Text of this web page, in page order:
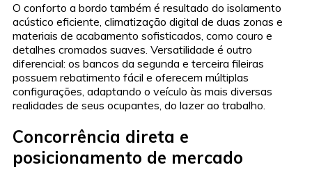
O conforto a bordo também é resultado do isolamento
acústico eficiente, climatização digital de duas zonas e
materiais de acabamento sofisticados, como couro e
detalhes cromados suaves. Versatilidade é outro
diferencial: os bancos da segunda e terceira fileiras
possuem rebatimento fácil e oferecem múltiplas
configurações, adaptando o veículo às mais diversas
realidades de seus ocupantes, do lazer ao trabalho.
Concorrência direta e
posicionamento de mercado